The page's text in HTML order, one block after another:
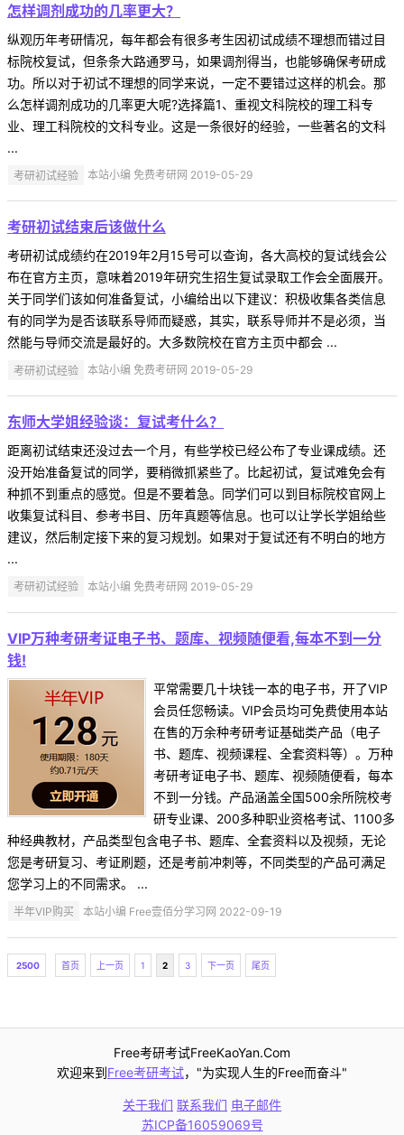
怎样调剂成功的几率更大？
纵观历年考研情况，每年都会有很多考生因初试成绩不理想而错过目
标院校复试，但条条大路通罗马，如果调剂得当，也能够确保考研成
功。所以对于初试不理想的同学来说，一定不要错过这样的机会。那
么怎样调剂成功的几率更大呢?选择篇1、重视文科院校的理工科专
业、理工科院校的文科专业。这是一条很好的经验，一些著名的文科
...
考研初试经验 本站小编 免费考研网 2019-05-29
考研初试结束后该做什么
考研初试成绩约在2019年2月15号可以查询，各大高校的复试线会公
布在官方主页，意味着2019年研究生招生复试录取工作会全面展开。
关于同学们该如何准备复试，小编给出以下建议：积极收集各类信息
有的同学为是否该联系导师而疑惑，其实，联系导师并不是必须，当
然能与导师交流是最好的。大多数院校在官方主页中都会 ...
考研初试经验 本站小编 免费考研网 2019-05-29
东师大学姐经验谈：复试考什么？
距离初试结束还没过去一个月，有些学校已经公布了专业课成绩。还
没开始准备复试的同学，要稍微抓紧些了。比起初试，复试难免会有
种抓不到重点的感觉。但是不要着急。同学们可以到目标院校官网上
收集复试科目、参考书目、历年真题等信息。也可以让学长学姐给些
建议，然后制定接下来的复习规划。如果对于复试还有不明白的地方
...
考研初试经验 本站小编 免费考研网 2019-05-29
VIP万种考研考证电子书、题库、视频随便看,每本不到一分
钱!
平常需要几十块钱一本的电子书，开了VIP
会员任您畅读。VIP会员均可免费使用本站
在售的万余种考研考证基础类产品（电子
书、题库、视频课程、全套资料等）。万种
考研考证电子书、题库、视频随便看，每本
不到一分钱。产品涵盖全国500余所院校考
研专业课、200多种职业资格考试、1100多
种经典教材，产品类型包含电子书、题库、全套资料以及视频，无论
您是考研复习、考证刷题，还是考前冲刺等，不同类型的产品可满足
您学习上的不同需求。 ...
半年VIP购买 本站小编 Free壹佰分学习网 2022-09-19
2500 首页 上一页 1 2 3 下一页 尾页
Free考研考试FreeKaoYan.Com
欢迎来到Free考研考试，"为实现人生的Free而奋斗"
关于我们 联系我们 电子邮件
苏ICP备16059069号